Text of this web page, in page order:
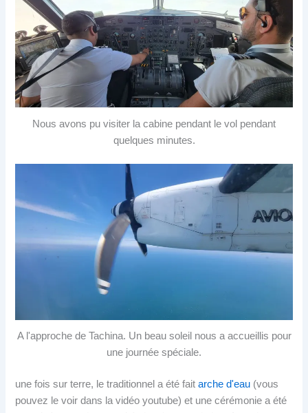
Nous avons pu visiter la cabine pendant le vol pendant
quelques minutes.
A l'approche de Tachina. Un beau soleil nous a accueillis pour
une journée spéciale.
une fois sur terre, le traditionnel a été faitarche d'eau (vous
pouvez le voir dans la vidéo youtube) et une cérémonie a été